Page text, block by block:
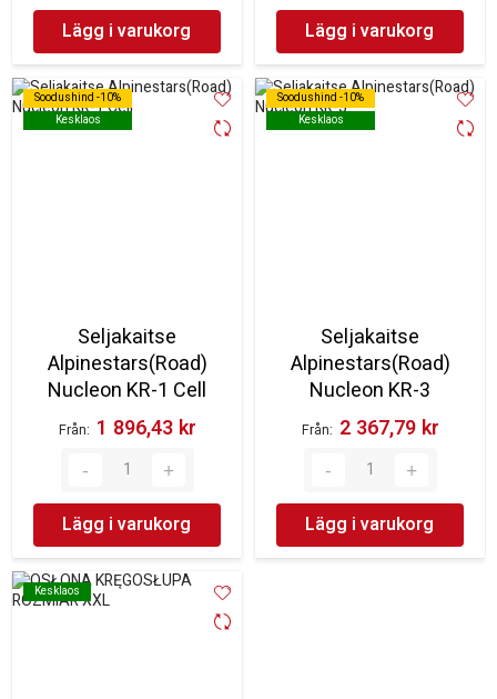
Lägg i varukorg Lägg i varukorg
Soodushind -10%
Kesklaos
Soodushind -10%
Kesklaos
Seljakaitse
Alpinestars(Road)
Nucleon KR-1 Cell
Från 1 896,43 kr‎
Lägg i varukorg
Soodushind -10%
Kesklaos
Soodushind -10%
Kesklaos
Seljakaitse
Alpinestars(Road)
Nucleon KR-3
Från 2 367,79 kr‎
Lägg i varukorg
Kesklaos
Kesklaos